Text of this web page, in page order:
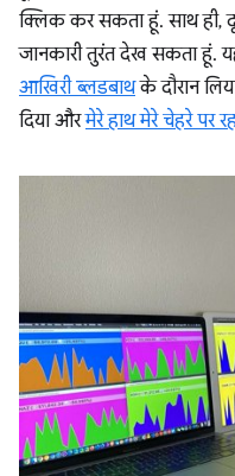
क्लिक कर सकता हूं. साथ ही,
जानकारी तुरंत देख सकता हूं.
आखिरी ब्लडबाथके दौरान
दिया औरमेरे हाथ मेरे चेहरे पर